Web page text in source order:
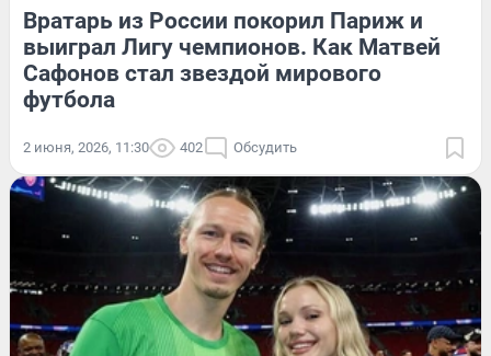
Вратарь из России покорил Париж и
выиграл Лигу чемпионов. Как Матвей
Сафонов стал звездой мирового
футбола
2 июня, 2026, 11:30 402 Обсудить